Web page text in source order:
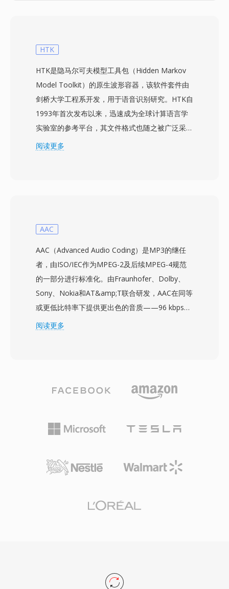
HTK
HTK是隐马尔可夫模型工具包（Hidden Markov
Model Toolkit）的原生波形容器，该软件套件由
剑桥大学工程系开发，用于语音识别研究。HTK自
1993年首次发布以来，迅速成为全球计算语言学
实验室的参考平台，其文件格式也随之被广泛采
用。每个文件存储一系列参数向量或原始采样，前
刻意精简的头部避免了对齐填充或可选块，使得用
可轻松读取。HTK持久影响力背后的三大优势是：
与HTK训练和识别流水线的紧密集成、消除解析器
歧义的确定性字节布局，以及在学术语料库中的广
泛采用。
阅读更多
AAC
AAC（Advanced Audio Coding）是MP3的继任
者，由ISO/IEC作为MPEG-2及后续MPEG-4规范
的一部分进行标准化。由Fraunhofer、Dolby、
Sony、Nokia和AT&amp;T联合研发，AAC在同等
或更低比特率下提供更出色的音质——96 kbps的
AAC音频流在感知质量上通常可媲美128 kbps的
格式。其第一个优势是卓越的压缩效率——以显
该格式支持8 kHz至96 kHz的采样率和最多48个声
道，从语音通话到环绕声均可胜任。第三，Apple
浏览器和媒体播放器都能原生处理AAC内容，无需
阅读更多